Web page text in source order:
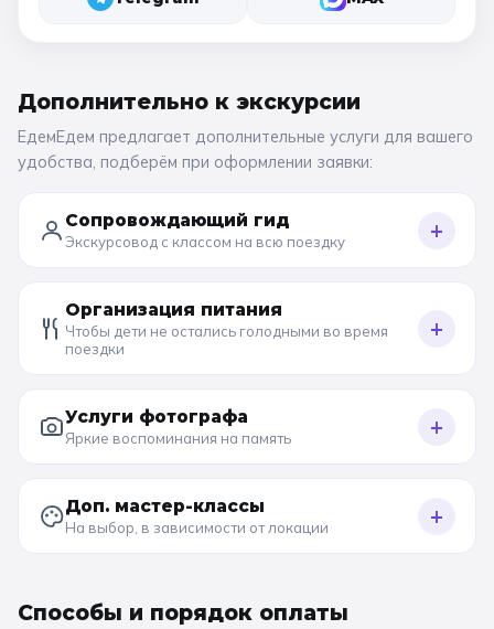
Дополнительно к экскурсии
ЕдемЕдем предлагает дополнительные услуги для вашего
удобства, подберём при оформлении заявки:
Сопровождающий гид
Экскурсовод с классом на всю поездку +
Организация питания
Чтобы дети не остались голодными во время
поездки
+
Услуги фотографа
Яркие воспоминания на память +
Доп. мастер-классы
На выбор, в зависимости от локации +
Способы и порядок оплаты